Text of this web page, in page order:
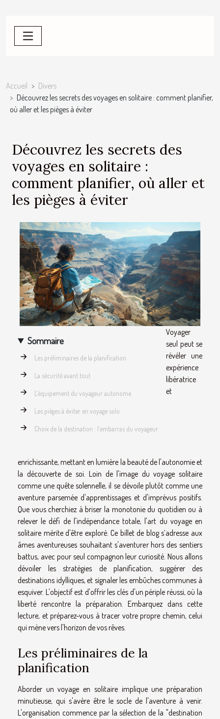
Accueil
Divers
Découvrez les secrets des voyages en solitaire : comment planifier,
où aller et les pièges à éviter
Découvrez les secrets des
voyages en solitaire :
comment planifier, où aller et
les pièges à éviter
Sommaire
Les préliminaires de la planification
La sécurité avant tout
L'équipement du voyageur autonome
Les pièges à éviter en voyage solo
Choix de la destination : l'embarras du voyageur
Voyager
seul peut se
révéler une
expérience
libératrice
et
enrichissante, mettant en lumière la beauté de l'autonomie et
la découverte de soi. Loin de l'image du voyage solitaire
comme une quête solennelle, il se dévoile plutôt comme une
aventure parsemée d'apprentissages et d'imprévus positifs.
Que vous cherchiez à briser la monotonie du quotidien ou à
relever le défi de l'indépendance totale, l'art du voyage en
solitaire mérite d'être exploré. Ce billet de blog s’adresse aux
âmes aventureuses souhaitant s'aventurer hors des sentiers
battus, avec pour seul compagnon leur curiosité. Nous allons
dévoiler les stratégies de planification, suggérer des
destinations idylliques, et signaler les embûches communes à
esquiver. L'objectif est d'offrir les clés d'un périple réussi, où la
liberté rencontre la préparation. Embarquez dans cette
lecture, et préparez-vous à tracer votre propre chemin, celui
qui mène vers l'horizon de vos rêves.
Les préliminaires de la
planification
Aborder un voyage en solitaire implique une préparation
minutieuse, qui s'avère être le socle de l'aventure à venir.
L'organisation commence par la sélection de la "destination